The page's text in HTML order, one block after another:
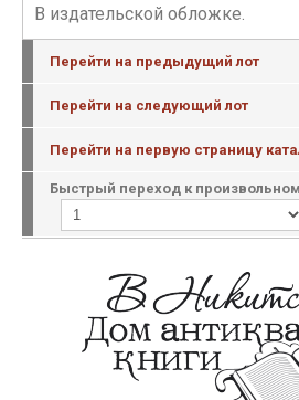
В издательской обложке.
Перейти на предыдущий лот
Перейти на следующий лот
Перейти на первую страницу
Быстрый переход к